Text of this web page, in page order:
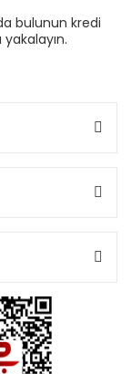
bulunun kredi